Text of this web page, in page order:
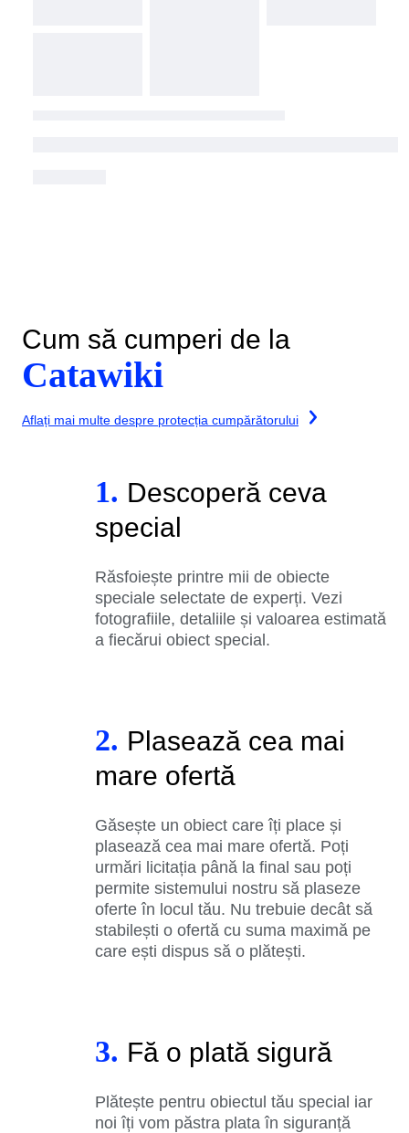
Cum să cumperi de la
Catawiki
Aflați mai multe despre protecția cumpărătorului
1. Descoperă ceva
special
Răsfoiește printre mii de obiecte
speciale selectate de experți. Vezi
fotografiile, detaliile și valoarea estimată
a fiecărui obiect special.
2. Plasează cea mai
mare ofertă
Găsește un obiect care îți place și
plasează cea mai mare ofertă. Poți
urmări licitația până la final sau poți
permite sistemului nostru să plaseze
oferte în locul tău. Nu trebuie decât să
stabilești o ofertă cu suma maximă pe
care ești dispus să o plătești.
3. Fă o plată sigură
Plătește pentru obiectul tău special iar
noi îți vom păstra plata în siguranță